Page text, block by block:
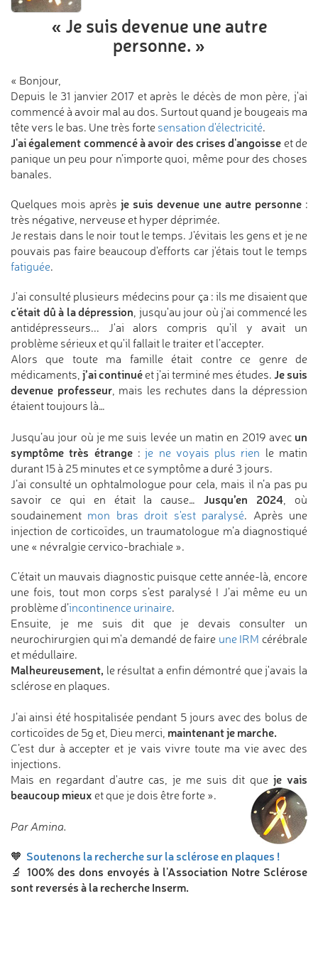
« Je suis devenue une autre
personne. »
« Bonjour,
Depuis le 31 janvier 2017 et après le décès de mon père, j'ai
commencé à avoir mal au dos. Surtout quand je bougeais ma
tête vers le bas. Une très forte sensation d'électricité.
J'ai également commencé à avoir des crises d'angoisse et de
panique un peu pour n’importe quoi, même pour des choses
banales.
Quelques mois après je suis devenue une autre personne :
très négative, nerveuse et hyper déprimée.
Je restais dans le noir tout le temps. J'évitais les gens et je ne
pouvais pas faire beaucoup d'efforts car j'étais tout le temps
fatiguée.
J'ai consulté plusieurs médecins pour ça : ils me disaient que
c'était dû à la dépression, jusqu'au jour où j'ai commencé les
antidépresseurs... J'ai alors compris qu'il y avait un
problème sérieux et qu'il fallait le traiter et l’accepter.
Alors que toute ma famille était contre ce genre de
médicaments, j’ai continuéet j’ai terminé mes études. Je suis
devenue professeur, mais les rechutes dans la dépression
étaient toujours là…
Jusqu’au jour où je me suis levée un matin en 2019 avec un
symptôme très étrange:je ne voyais plus rien le matin
durant 15 à 25 minutes et ce symptôme a duré 3 jours.
J’ai consulté un ophtalmologue pour cela, mais il n’a pas pu
savoir ce qui en était la cause…Jusqu’en 2024, où
soudainement mon bras droit s'est paralysé. Après une
injection de corticoïdes, un traumatologue m’a diagnostiqué
une « névralgie cervico-brachiale ».
C'était un mauvais diagnostic puisque cette année-là, encore
une fois, tout mon corps s’est paralysé ! J’ai même eu un
problème d’incontinence urinaire.
Ensuite, je me suis dit que je devais consulter un
neurochirurgien qui m'a demandé de faire une IRM cérébrale
et médullaire.
Malheureusement, le résultat a enfin démontré que j'avais la
sclérose en plaques.
J’ai ainsi été hospitalisée pendant 5 jours avec des bolus de
corticoïdes de 5g et, Dieu merci, maintenant je marche.
C’est dur à accepter et je vais vivre toute ma vie avec des
injections.
Mais en regardant d'autre cas, je me suis dit que je vais
beaucoup mieux et que je dois être forte ».
Par Amina.
🧡 Soutenons la recherche sur la sclérose en plaques !
🔬 100% des dons envoyés à l'Association Notre Sclérose
sont reversés à la recherche Inserm.